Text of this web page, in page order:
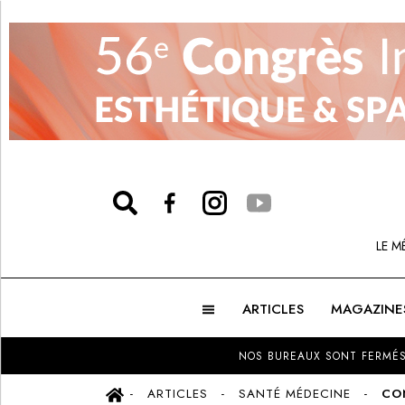
LE
ARTICLES
NOS BUREAUX SONT
ARTICLES SANTÉ MÉDECINE